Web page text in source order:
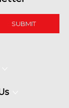
SUBMIT